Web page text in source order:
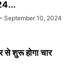
- September 10, 2024
से शुरू होगा चार